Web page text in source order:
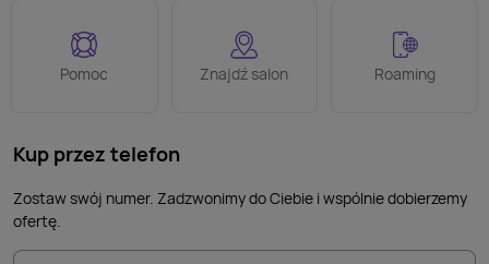
Pomoc Znajdź salon Roaming
Kup przez telefon
Zostaw swój numer. Zadzwonimy do Ciebie i wspólnie dobierzemy
ofertę.